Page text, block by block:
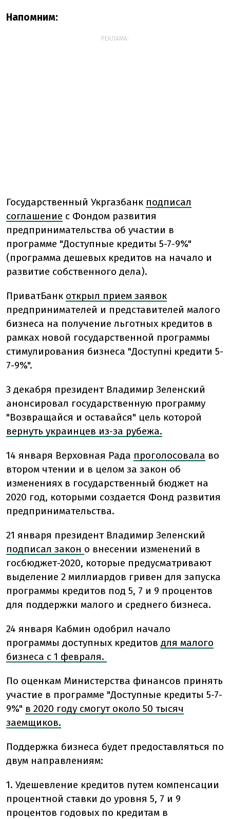
Напомним:
РЕКЛАМА:
Государственный Укргазбанк подписал
соглашение с Фондом развития
предпринимательства об участии в
программе "Доступные кредиты 5-7-9%"
(программа дешевых кредитов на начало и
развитие собственного дела).
ПриватБанк открыл прием заявок
предпринимателей и представителей малого
бизнеса на получение льготных кредитов в
рамках новой государственной программы
стимулирования бизнеса "Доступні кредити 5-
7-9%".
3 декабря президент Владимир Зеленский
анонсировал государственную программу
"Возвращайся и оставайся" цель которой
вернуть украинцев из-за рубежа.
14 января Верховная Рада проголосовала во
втором чтении и в целом за закон об
изменениях в государственный бюджет на
2020 год, которыми создается Фонд развития
предпринимательства.
21 января президент Владимир Зеленский
подписал закон о внесении изменений в
госбюджет-2020, которые предусматривают
выделение 2 миллиардов гривен для запуска
программы кредитов под 5, 7 и 9 процентов
для поддержки малого и среднего бизнеса.
24 января Кабмин одобрил начало
программы доступных кредитов для малого
бизнеса с 1 февраля.
По оценкам Министерства финансов принять
участие в программе "Доступные кредиты 5-7-
9%" в 2020 году смогут около 50 тысяч
заемщиков.
Поддержка бизнеса будет предоставляться по
двум направлениям:
1. Удешевление кредитов путем компенсации
процентной ставки до уровня 5, 7 и 9
процентов годовых по кредитам в